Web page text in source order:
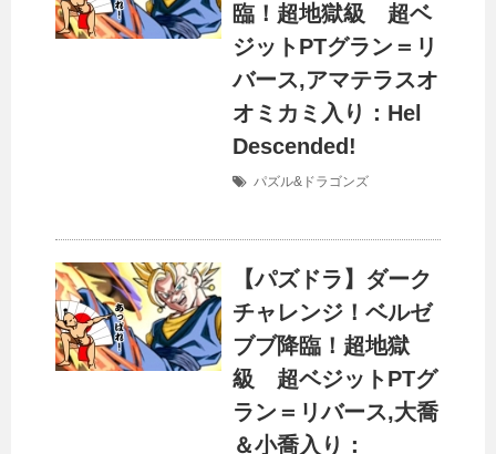
臨！超地獄級 超ベ
ジットPTグラン＝リ
バース,アマテラスオ
オミカミ入り：Hel
Descended!
パズル&ドラゴンズ
【パズドラ】ダーク
チャレンジ！ベルゼ
ブブ降臨！超地獄
級 超ベジットPTグ
ラン＝リバース,大喬
＆小喬入り：